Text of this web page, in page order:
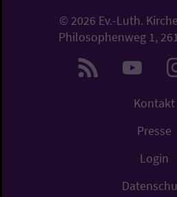
© 2026 Ev.-Luth.
Philosophenweg 1,
Kontakt
Presse
Login